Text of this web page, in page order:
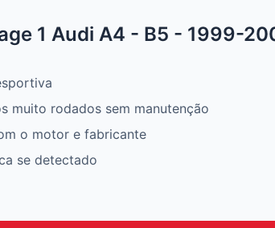
1 Audi A4 - B5 - 1999-
muito rodados sem manutenção
o motor e fabricante
se detectado